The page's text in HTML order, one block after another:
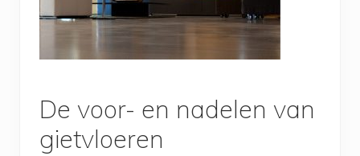
De voor- en nadelen van
gietvloeren